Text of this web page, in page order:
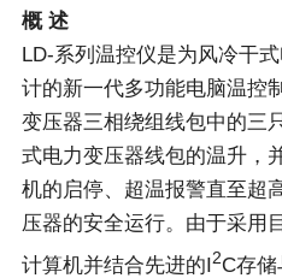
概 述
LD-系列温控仪是为风冷干
计的新一代多功能电脑温控
变压器三相绕组线包中的三
式电力变压器线包的温升，
机的启停、超温报警直至超
压器的安全运行。由于采用
计算机并结合先进的I2C存